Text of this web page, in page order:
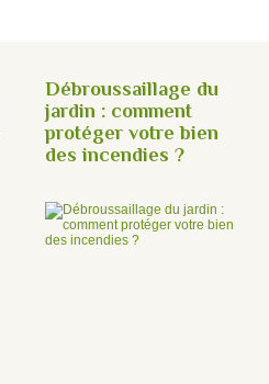
Débroussaillage du
jardin : comment
protéger votre bien
des incendies ?